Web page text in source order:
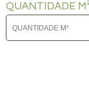
QUANTIDADE